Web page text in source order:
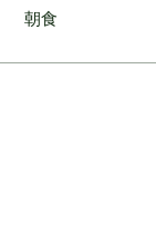
朝食